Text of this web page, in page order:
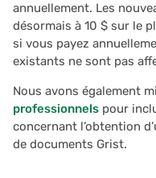
h
e
c
h
Nous sommes là pour
vous soutenir
annuellement. Les
désormais à 10 $ sur le
si vous payez
existants ne sont pas
Nous avons également
professionnels pour
concernant l’obtention
de documents Grist.